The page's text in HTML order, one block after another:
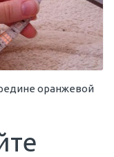
оранжевой